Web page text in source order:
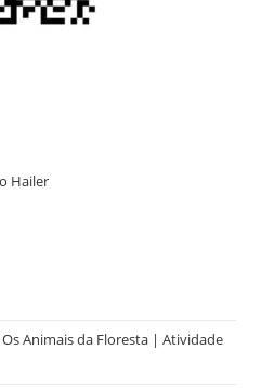
Hailer
Animais da Floresta | Atividade